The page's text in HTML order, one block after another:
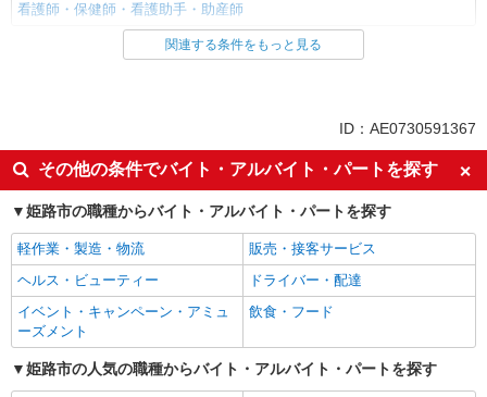
看護師・保健師・看護助手・助産師
同じ雇用形態から相川駅の求人を探す
入社日応相談
未経験歓迎
経験者・有資格者歓迎
新卒・第二新卒歓迎
女性活躍中
主婦・主夫歓迎
フリーター歓迎
学歴不問
ブランクOK
ミドル（40代～）活躍中
エルダー（50代～）活躍中
シニア（60代～）活躍中
高収入・高額
ボーナス・賞与あり
昇給あり
完全週休2日制
関連する条件をもっと見る
ID：AE0730591367
その他の条件でバイト・アルバイト・パートを探す
姫路市の職種からバイト・アルバイト・パートを探す
軽作業・製造・物流
販売・接客サービス
ヘルス・ビューティー
ドライバー・配達
イベント・キャンペーン・アミュ
ーズメント
飲食・フード
姫路市の人気の職種からバイト・アルバイト・パートを探す